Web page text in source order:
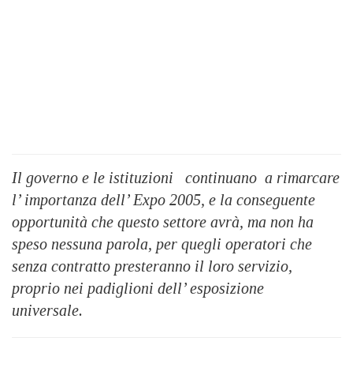
Il governo e le istituzioni continuano a rimarcare
l’ importanza dell’ Expo 2005, e la conseguente
opportunità che questo settore avrà, ma non ha
speso nessuna parola, per quegli operatori che
senza contratto presteranno il loro servizio,
proprio nei padiglioni dell’ esposizione
universale.